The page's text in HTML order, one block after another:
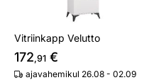
Vitriinkapp Velutto
172,91 €
ajavahemikul 26.08 - 02.09